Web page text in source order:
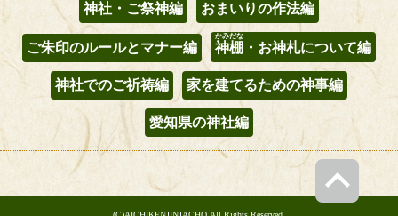
神社・ご祭神編 おまいりの作法編
ご朱印のルールとマナー編 神棚
かみだな
・お神札について編
神社でのご祈祷編 家を建てるための神事編
愛知県の神社編